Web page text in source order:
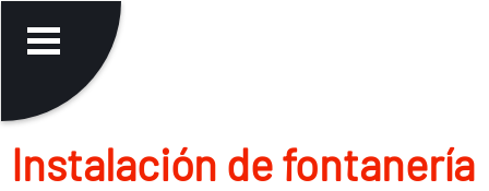
Instalación de fontanerí­a